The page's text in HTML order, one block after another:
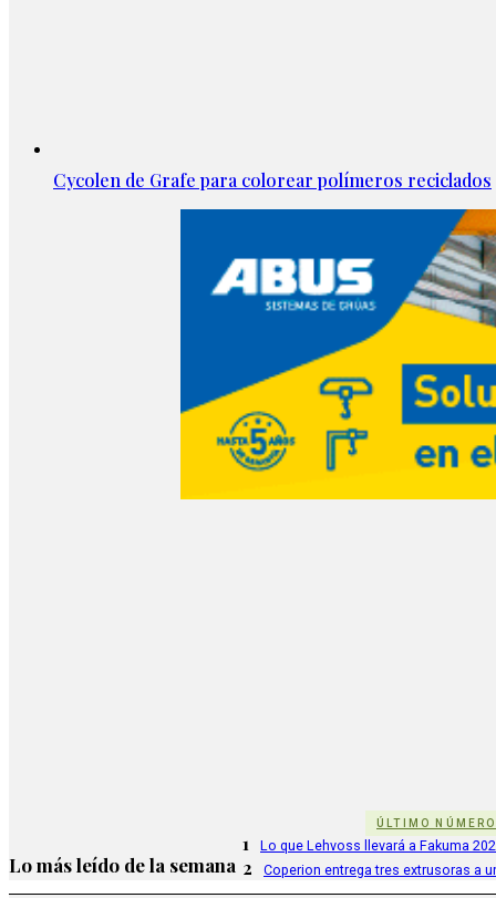
Cycolen de Grafe para colorear polímeros reciclados
ÚLTIMO NÚMERO
Lo más leído de la semana
1 Lo que Lehvoss llevará a Fakuma
2 Coperion entrega tres extrusoras a